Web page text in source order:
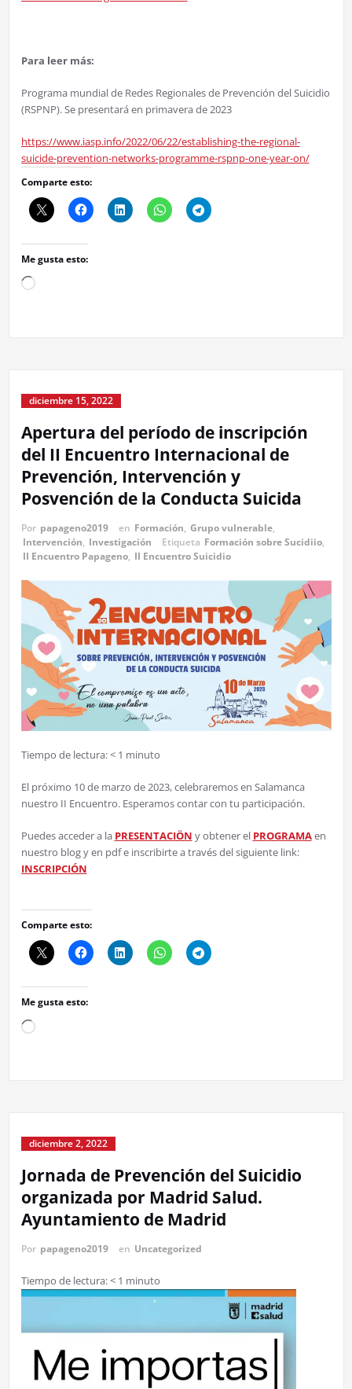
Para leer más:
Programa mundial de Redes Regionales de Prevención del Suicidio
(RSPNP). Se presentará en primavera de 2023
https://www.iasp.info/2022/06/22/establishing-the-regional-
suicide-prevention-networks-programme-rspnp-one-year-on/
Comparte esto:
Me gusta esto:
Cargando...
diciembre 15, 2022
Apertura del período de inscripción
del II Encuentro Internacional de
Prevención, Intervención y
Posvención de la Conducta Suicida
Por papageno2019 en Formación, Grupo vulnerable,
Intervención, Investigación Etiqueta Formación sobre Sucidiio,
II Encuentro Papageno, II Encuentro Suicidio
Tiempo de lectura:< 1 minuto
El próximo 10 de marzo de 2023, celebraremos en Salamanca
nuestro II Encuentro. Esperamos contar con tu participación.
Puedes acceder a la PRESENTACIÖN y obtener el PROGRAMAen
nuestro blog y en pdf e inscribirte a través del siguiente link:
INSCRIPCIÓN
Comparte esto:
Me gusta esto:
Cargando...
diciembre 2, 2022
Jornada de Prevención del Suicidio
organizada por Madrid Salud.
Ayuntamiento de Madrid
Por papageno2019 en Uncategorized
Tiempo de lectura:< 1 minuto